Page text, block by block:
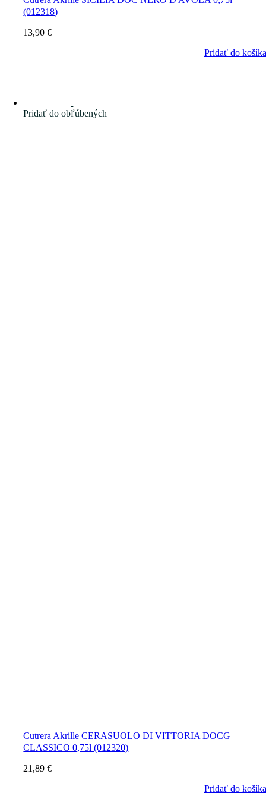
(012318)
13,90€
Pridať do košíka
Pridať do obľúbených
Cutrera Akrille CERASUOLO DI VITTORIA DOCG
CLASSICO 0,75l (012320)
21,89€
Pridať do košíka